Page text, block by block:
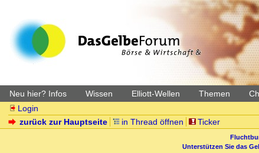
Neu hier? Infos Wissen Elliott-Wellen Themen
Login
zurück zur Hauptseite
in Thread öffnen Ticker
Unterstützen Sie das